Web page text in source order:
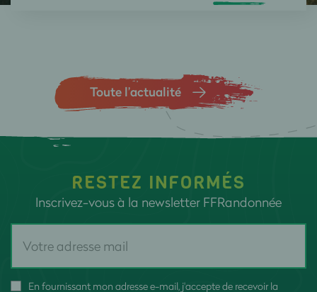
Toute l’actualité
RESTEZ INFORMÉS
Inscrivez-vous à la newsletter FFRandonnée
En fournissant mon adresse e-mail, j'accepte de recevoir la